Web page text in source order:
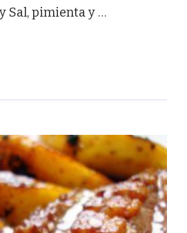
Sal, pimienta y …